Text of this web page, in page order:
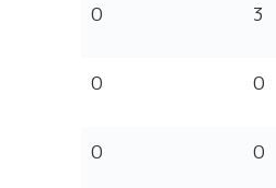
0 3
0 0
0 0